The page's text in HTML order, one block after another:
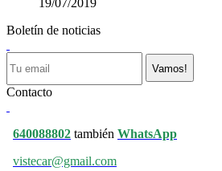
19/07/2019
Boletín de noticias
Vamos!
Contacto
640088802 también WhatsApp
vistecar@gmail.com